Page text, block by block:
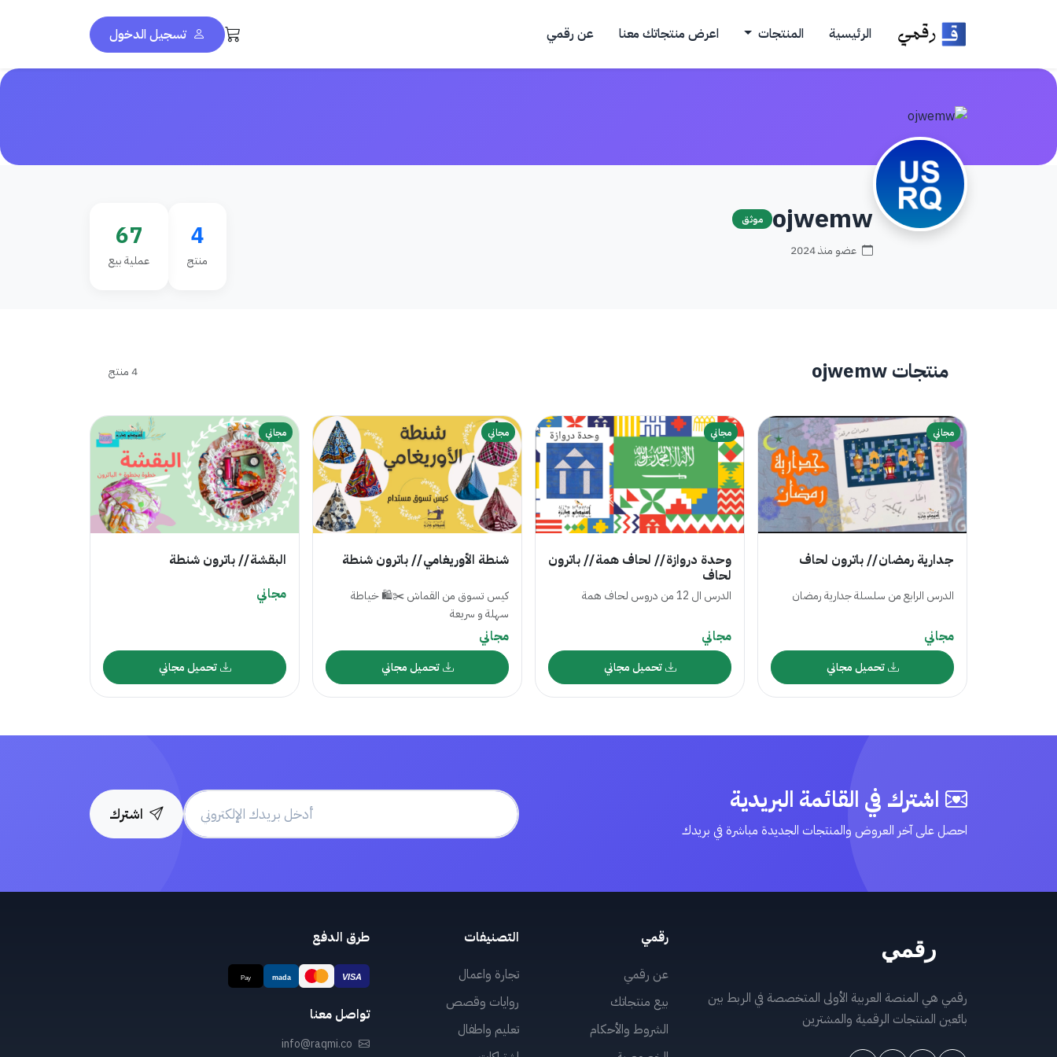
الرئيسية المنتجات اعرض منتجاتك معنا عن رقمي تسجيل الدخول
ojwemw موثق
عضو منذ 2024 4
منتج
67
عملية بيع
منتجات ojwemw 4 منتج
مجاني
جدارية رمضان // باترون لحاف
الدرس الرابع من سلسلة جدارية رمضان
مجاني
تحميل مجاني
مجاني
وحدة دروازة // لحاف همة // باترون
لحاف
الدرس ال 12 من دروس لحاف همة
مجاني
تحميل مجاني
مجاني
شنطة الأوريغامي // باترون شنطة
كيس تسوق من القماش ✂️🛍 خياطة
سهلة و سريعة
مجاني
تحميل مجاني
مجاني
البقشة // باترون شنطة
مجاني
تحميل مجاني
اشترك في القائمة البريدية
احصل على آخر العروض والمنتجات الجديدة مباشرة في بريدك
اشترك
رقمي هي المنصة العربية الأولى المتخصصة في الربط بين
بائعين المنتجات الرقمية والمشترين
رقمي
عن رقمي
بيع منتجاتك
الشروط والأحكام
التصنيفات
تجارة واعمال
روايات وقصص
تعليم واطفال
طرق الدفع
تواصل معنا
info@raqmi.co